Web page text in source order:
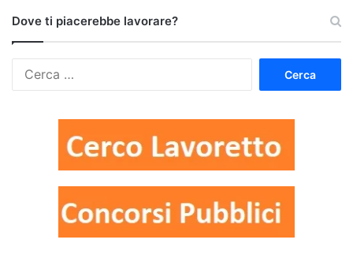
Dove ti piacerebbe lavorare?